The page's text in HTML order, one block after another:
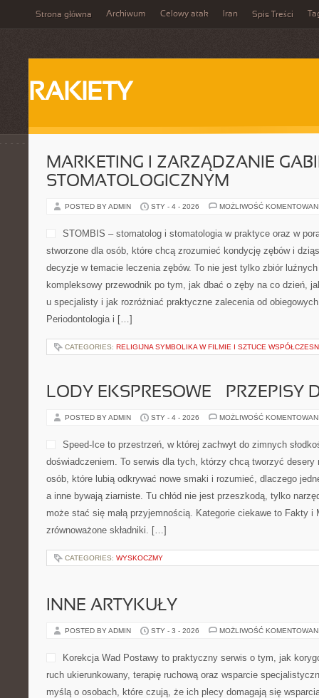
Strona główna Archiwum Celowy atak Iran Spis Treści
RAKIETY
MARKETING I ZARZĄDZANIE
STOMATOLOGICZNYM
POSTED BY ADMIN STY - 4 - 2026 MOŻLIWOŚĆ
STOMBIS – stomatolog i stomatologia w praktyce oraz w
stworzone dla osób, które chcą zrozumieć kondycję zębów i
decyzje w temacie leczenia zębów. To nie jest tylko zbiór
kompleksowy przewodnik po tym, jak dbać o zęby na co dzień,
u specjalisty i jak rozróżniać praktyczne zalecenia od
Periodontologia i […]
CATEGORIES: RELIGIJNA SYMBOLIKA W FILMIE I SZTUCE
LODY EKSPRESOWE – PRZEPISY
POSTED BY ADMIN STY - 4 - 2026 MOŻLIWOŚĆ
Speed-Ice to przestrzeń, w której zachwyt do zimnych
doświadczeniem. To serwis dla tych, którzy chcą tworzyć desery
osób, które lubią odkrywać nowe smaki i rozumieć, dlaczego
a inne bywają ziarniste. Tu chłód nie jest przeszkodą, tylko
może stać się małą przyjemnością. Kategorie ciekawe to Fakty i
zrównoważone składniki. […]
CATEGORIES: WYSKOCZMY
INNE ARTYKUŁY
POSTED BY ADMIN STY - 3 - 2026 MOŻLIWOŚĆ
Korekcja Wad Postawy to praktyczny serwis o tym, jak
ruch ukierunkowany, terapię ruchową oraz wsparcie
myślą o osobach, które czują, że ich plecy domagają się